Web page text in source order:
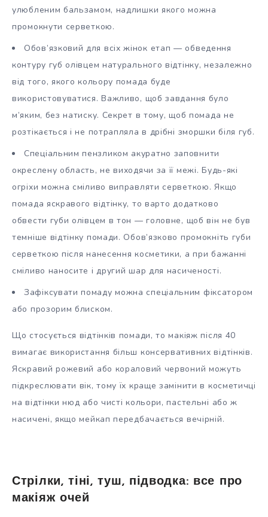
улюбленим бальзамом, надлишки якого можна
промокнути серветкою.
Обов’язковий для всіх жінок етап — обведення
контуру губ олівцем натурального відтінку, незалежно
від того, якого кольору помада буде
використовуватися. Важливо, щоб завдання було
м’яким, без натиску. Секрет в тому, щоб помада не
розтікається і не потрапляла в дрібні зморшки біля губ.
Спеціальним пензликом акуратно заповнити
окреслену область, не виходячи за її межі. Будь-які
огріхи можна сміливо виправляти серветкою. Якщо
помада яскравого відтінку, то варто додатково
обвести губи олівцем в тон — головне, щоб він не був
темніше відтінку помади. Обов’язково промокніть губи
серветкою після нанесення косметики, а при бажанні
сміливо наносите і другий шар для насиченості.
Зафіксувати помаду можна спеціальним фіксатором
або прозорим блиском.
Що стосується відтінків помади, то макіяж після 40
вимагає використання більш консервативних відтінків.
Яскравий рожевий або кораловий червоний можуть
підкреслювати вік, тому їх краще замінити в косметичці
на відтінки нюд або чисті кольори, пастельні або ж
насичені, якщо мейкап передбачається вечірній.
Стрілки, тіні, туш, підводка: все про
макіяж очей